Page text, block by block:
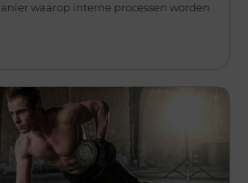
waarop interne processen worden